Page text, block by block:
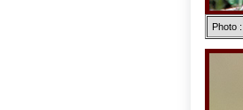
Photo :